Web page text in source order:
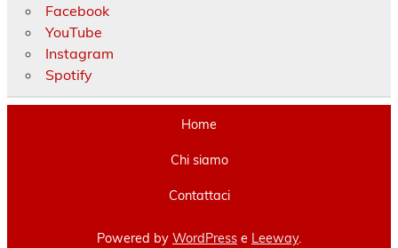
Facebook
YouTube
Instagram
Spotify
Home
Chi siamo
Contattaci
Powered by WordPress e Leeway.